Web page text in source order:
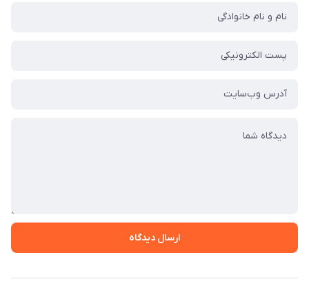
ارسال دیدگاه